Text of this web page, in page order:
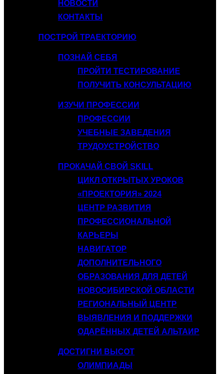
НОВОСТИ
КОНТАКТЫ
ПОСТРОЙ ТРАЕКТОРИЮ
ПОЗНАЙ СЕБЯ
ПРОЙТИ ТЕСТИРОВАНИЕ
ПОЛУЧИТЬ КОНСУЛЬТАЦИЮ
ИЗУЧИ ПРОФЕССИИ
ПРОФЕССИИ
УЧЕБНЫЕ ЗАВЕДЕНИЯ
ТРУДОУСТРОЙСТВО
ПРОКАЧАЙ СВОЙ SKILL
ЦИКЛ ОТКРЫТЫХ УРОКОВ
«ПРОЕКТОРИЯ» 2024
ЦЕНТР РАЗВИТИЯ
ПРОФЕССИОНАЛЬНОЙ
КАРЬЕРЫ
НАВИГАТОР
ДОПОЛНИТЕЛЬНОГО
ОБРАЗОВАНИЯ ДЛЯ ДЕТЕЙ
НОВОСИБИРСКОЙ ОБЛАСТИ
РЕГИОНАЛЬНЫЙ ЦЕНТР
ВЫЯВЛЕНИЯ И ПОДДЕРЖКИ
ОДАРЁННЫХ ДЕТЕЙ АЛЬТАИР
ДОСТИГНИ ВЫСОТ
ОЛИМПИАДЫ